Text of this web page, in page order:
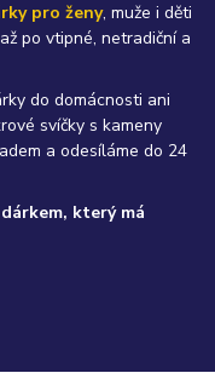
pro ženy, muže i děti
po vtipné, netradiční a
do domácnosti ani
svíčky s kameny
a odesíláme do 24
který má